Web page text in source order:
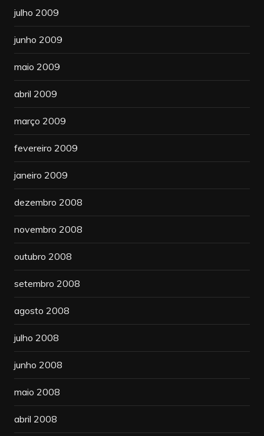
julho 2009
junho 2009
maio 2009
abril 2009
março 2009
fevereiro 2009
janeiro 2009
dezembro 2008
novembro 2008
outubro 2008
setembro 2008
agosto 2008
julho 2008
junho 2008
maio 2008
abril 2008